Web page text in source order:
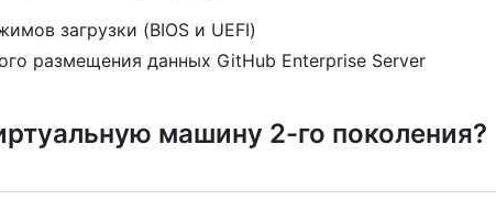
загрузки (BIOS и UEFI)
размещения данных GitHub Enterprise Server
машину 2-го поколения?